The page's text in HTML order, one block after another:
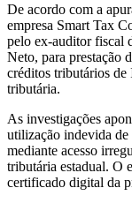
De acordo com a
empresa Smart Tax
pelo ex-auditor fiscal
Neto, para prestação
créditos tributários de
tributária.
As investigações
utilização indevida
mediante acesso
tributária estadual. O
certificado digital da